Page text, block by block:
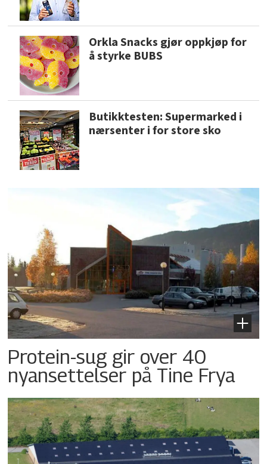
Orkla Snacks gjør oppkjøp for
å styrke BUBS
Butikktesten: Supermarked i
nærsenter i for store sko
Protein-sug gir over 40
nyansettelser på Tine Frya